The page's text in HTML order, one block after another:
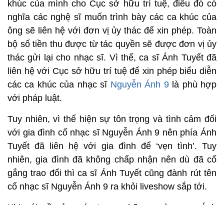
khúc của mình cho Cục sở hữu trí tuệ, điều đó có
nghĩa các nghệ sĩ muốn trình bày các ca khúc của
ông sẽ liên hệ với đơn vị ủy thác để xin phép. Toàn
bộ số tiền thu được từ tác quyền sẽ được đơn vị ủy
thác gửi lại cho nhạc sĩ. Vì thế, ca sĩ Ánh Tuyết đã
liên hệ với Cục sở hữu trí tuệ để xin phép biểu diễn
các ca khúc của nhạc sĩ Nguyễn Ánh 9là phù hợp
với pháp luật.
Tuy nhiên, vì thể hiện sự tôn trọng và tình cảm đối
với gia đình cố nhạc sĩ Nguyễn Ánh 9 nên phía Ánh
Tuyết đã liên hệ với gia đình để ‘vẹn tình’. Tuy
nhiên, gia đình đã không chấp nhận nên dù đã cố
gắng trao đổi thì ca sĩ Ánh Tuyết cũng đành rút tên
cố nhạc sĩ Nguyễn Ánh 9 ra khỏi liveshow sắp tới.